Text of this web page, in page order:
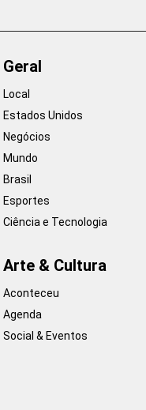
Geral
Local
Estados Unidos
Negócios
Mundo
Brasil
Esportes
Ciência e Tecnologia
Arte & Cultura
Aconteceu
Agenda
Social & Eventos